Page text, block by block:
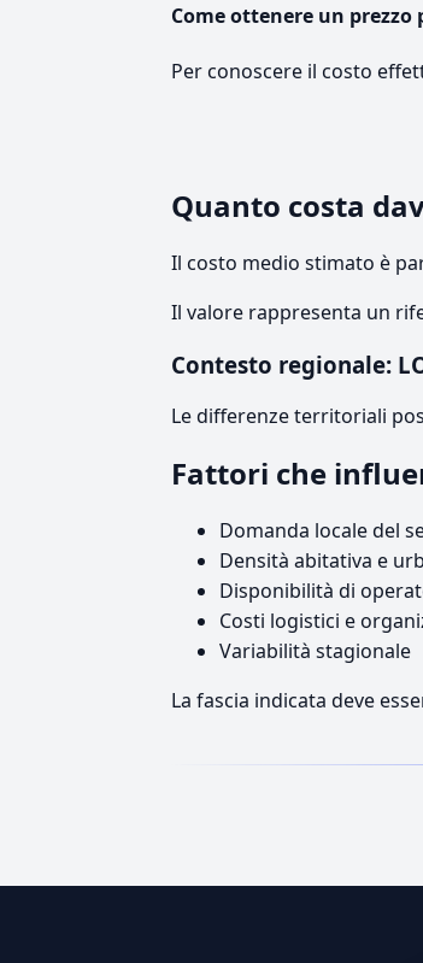
Come ottenere un prezzo
Per conoscere il costo
Quanto costa
Il costo medio stimato è
Il valore rappresenta un
Contesto regionale:
Le differenze territoriali
Fattori che
Domanda locale del
Densità abitativa e
Disponibilità di
Costi logistici e
Variabilità stagionale
La fascia indicata deve